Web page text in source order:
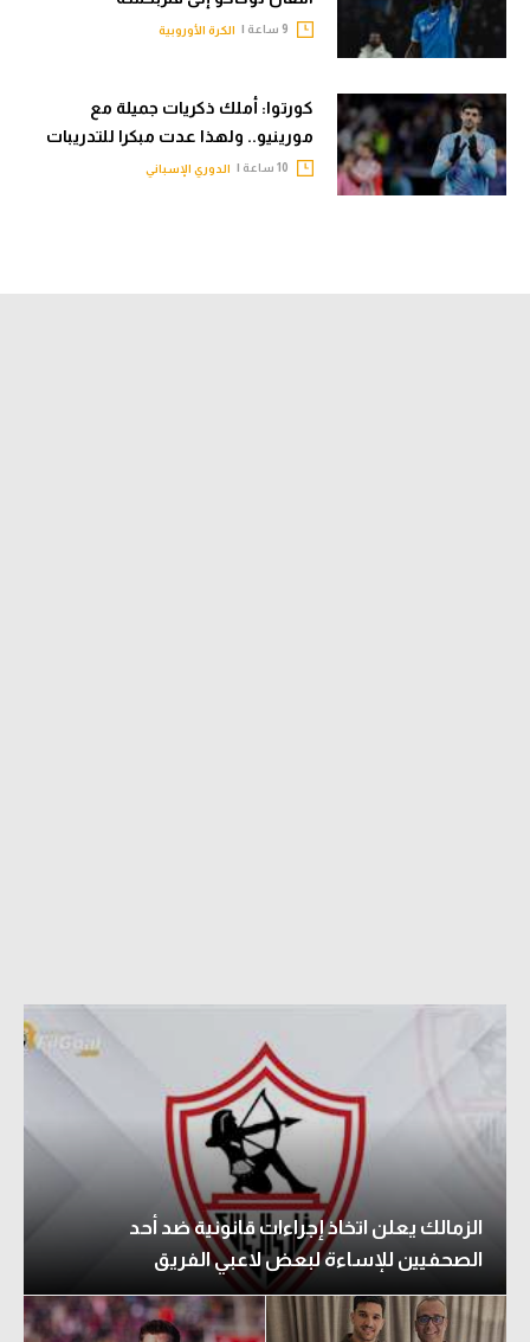
الكرة الأوروبية
كورتوا: أملك ذكريات جميلة مع
مورينيو.. ولهذا عدت مبكرا للتدريبات
الدوري الإسباني
الزمالك يعلن اتخاذ إجراءات قانونية ضد أحد
الصحفيين للإساءة لبعض لاعبي الفريق